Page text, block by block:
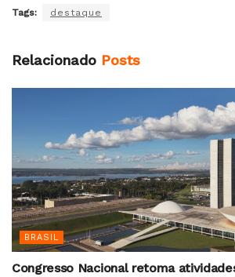
Tags: destaque
Relacionado Posts
BRASIL
Congresso Nacional retoma